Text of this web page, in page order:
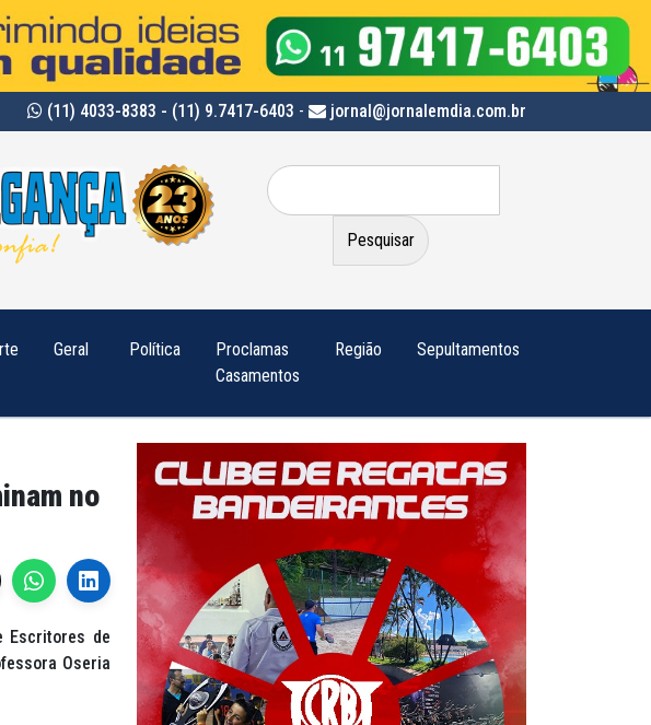
(11) 4033-8383 - (11) 9.7417-6403 - jornal@jornalemdia.com.br
Pesquisar
por:
Geral Política
Proclamas
Casamentos
Região Sepultamentos
no
Escritores de
Oseria